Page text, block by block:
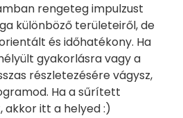
rengeteg impulzust
különböző területeiről, de
és időhatékony. Ha
gyakorlásra vagy a
részletezésére vágysz,
Ha a sűrített
akkor itt a helyed :)